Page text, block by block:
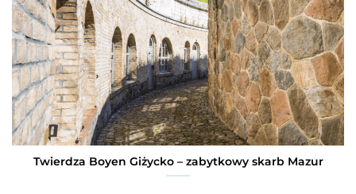
Twierdza Boyen Giżycko – zabytkowy skarb Mazur